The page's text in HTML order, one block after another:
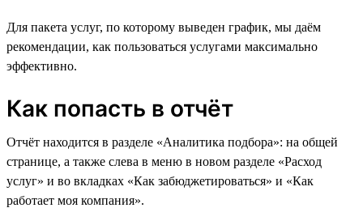
Для пакета услуг, по которому выведен график, мы даём
рекомендации, как пользоваться услугами максимально
эффективно.
Как попасть в отчёт
Отчёт находится в разделе «Аналитика подбора»: на общей
странице, а также слева в меню в новом разделе «Расход
услуг» и во вкладках «Как забюджетироваться» и «Как
работает моя компания».